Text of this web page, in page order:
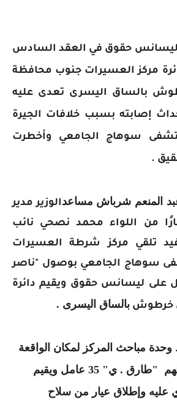
حقوق في العقد السادس
مركز العسيرات جنوب محافظة
بالساق اليسرى تعدى عليه
إصابته بسبب خلافات الجيرة
سوهاج الجامعي وأخطرت
.
المنعم شرباش مساعدالوزير مدير
من اللواء محمد نصحي نائب
تلقي مركز شرطة العسيرات
سوهاج الجامعي بوصول "ناصر
على ليسانس حقوق ويقيم دائرة
خرطوش بالساق اليسرى .
وحدة مباحث المركز لمكان الواقعة
وبالفحص وسؤاله إتهم "طارق . ي" 35 عامل ويقيم
عليه وإطلاق عيار من سلاح